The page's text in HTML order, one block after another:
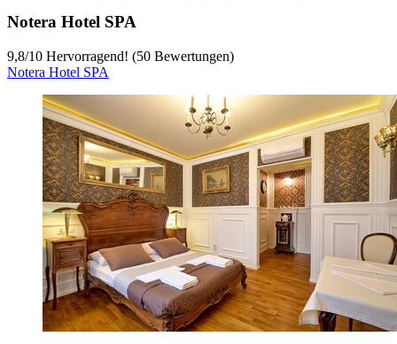
Notera Hotel SPA
9,8/10 Hervorragend! (50 Bewertungen)
Notera Hotel SPA